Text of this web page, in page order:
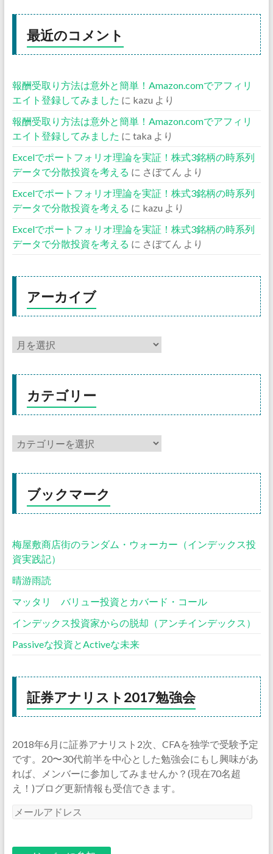
最近のコメント
報酬受取り方法は意外と簡単！Amazon.comでアフィリ
エイト登録してみました に kazu より
報酬受取り方法は意外と簡単！Amazon.comでアフィリ
エイト登録してみました に taka より
Excelでポートフォリオ理論を実証！株式3銘柄の時系列
データで分散投資を考える に さぼてん より
Excelでポートフォリオ理論を実証！株式3銘柄の時系列
データで分散投資を考える に kazu より
Excelでポートフォリオ理論を実証！株式3銘柄の時系列
データで分散投資を考える に さぼてん より
アーカイブ
カテゴリー
ブックマーク
梅屋敷商店街のランダム・ウォーカー（インデックス投
資実践記）
晴游雨読
マッタリ バリュー投資とカバード・コール
インデックス投資家からの脱却（アンチインデックス）
Passiveな投資とActiveな未来
証券アナリスト2017勉強会
2018年6月に証券アナリスト2次、CFAを独学で受験予定
です。20〜30代前半を中心とした勉強会にもし興味があ
れば、メンバーに参加してみませんか？(現在70名超
え！)ブログ更新情報も受信できます。
メ